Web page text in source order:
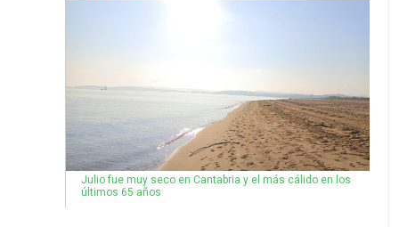
Julio fue muy seco en Cantabria y el más cálido en los
últimos 65 años